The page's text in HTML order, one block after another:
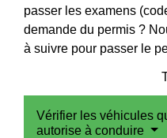
passer les examens
demande du permis ?
à suivre pour passer le
Vérifier les véhicules
autorise à conduire